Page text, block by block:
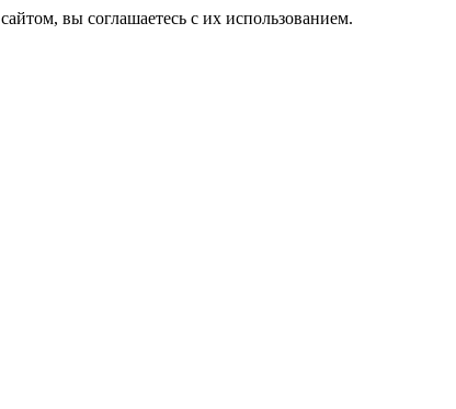
вы соглашаетесь с их использованием.